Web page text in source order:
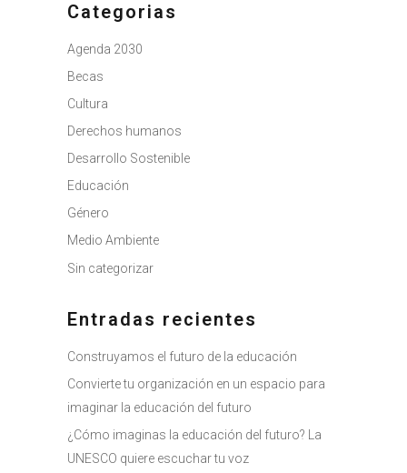
Categorias
Agenda 2030
Becas
Cultura
Derechos humanos
Desarrollo Sostenible
Educación
Género
Medio Ambiente
Sin categorizar
Entradas recientes
Construyamos el futuro de la educación
Convierte tu organización en un espacio para
imaginar la educación del futuro
¿Cómo imaginas la educación del futuro? La
UNESCO quiere escuchar tu voz